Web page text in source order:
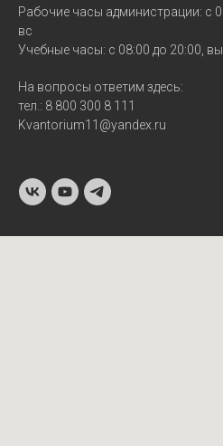
Рабочие часы администрации: с
вс
Учебные часы: с 08:00 до 20:00,
На вопросы ответим здесь:
тел.: 8 800 300 8 111
Kvantorium11@yandex.ru